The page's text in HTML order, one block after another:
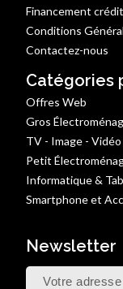
Financement crédit
Conditions
Contactez-nous
Catégories
Offres Web
Gros
TV - Image - Vidéo
Petit
Informatique &
Smartphone et
Newsletter